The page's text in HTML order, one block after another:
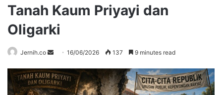
Tanah Kaum Priyayi dan
Oligarki
Jernih.co
Send
email
16/06/2026 137 9 minutes read